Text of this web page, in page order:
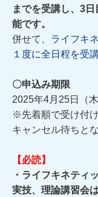
までを受講し、3
能です。
併せて、 ライフキ
１度に全日程を受
〇申込み期限
2025年4月25日（
※先着順で受け付
キャンセル待ちと
【必読】
・ライフキネティ
実技、理論講習会